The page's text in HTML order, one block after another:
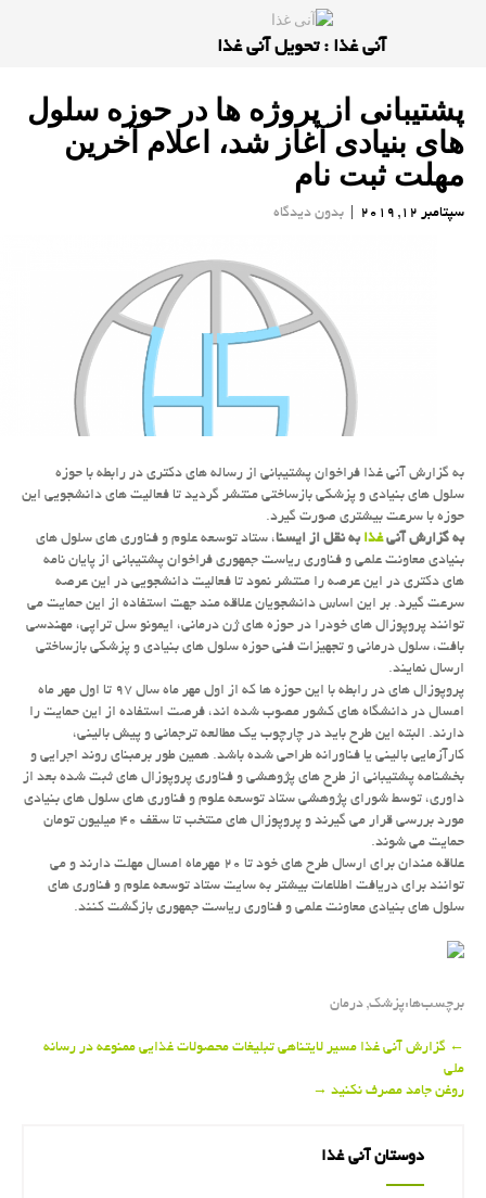
آنی غذا : تحویل آنی غذا
پشتیبانی از پروژه ها در حوزه سلول
های بنیادی آغاز شد، اعلام آخرین
مهلت ثبت نام
سپتامبر 12, 2019 | بدون دیدگاه
به گزارش آنی غذا فراخوان پشتیبانی از رساله های دكتری در رابطه با حوزه
سلول های بنیادی و پزشكی بازساختی منتشر گردید تا فعالیت های دانشجویی این
حوزه با سرعت بیشتری صورت گیرد.
به گزارش آنیغذابه نقل از ایسنا، ستاد توسعه علوم و فناوری های سلول های
بنیادی معاونت علمی و فناوری ریاست جمهوری فراخوان پشتیبانی از پایان نامه
های دكتری در این عرصه را منتشر نمود تا فعالیت دانشجویی در این عرصه
سرعت گیرد. بر این اساس دانشجویان علاقه مند جهت استفاده از این حمایت می
توانند پروپوزال های خودرا در حوزه های ژن درمانی، ایمونو سل تراپی، مهندسی
بافت، سلول درمانی و تجهیزات فنی حوزه سلول های بنیادی و پزشكی بازساختی
ارسال نمایند.
پروپوزال های در رابطه با این حوزه ها كه از اول مهر ماه سال ۹۷ تا اول مهر ماه
امسال در دانشگاه های كشور مصوب شده اند، فرصت استفاده از این حمایت را
دارند. البته این طرح باید در چارچوب یك مطالعه ترجمانی و پیش بالینی،
كارآزمایی بالینی یا فناورانه طراحی شده باشد. همین طور برمبنای روند اجرایی و
بخشنامه پشتیبانی از طرح های پژوهشی و فناوری پروپوزال های ثبت شده بعد از
داوری، توسط شورای پژوهشی ستاد توسعه علوم و فناوری های سلول های بنیادی
مورد بررسی قرار می گیرند و پروپوزال های منتخب تا سقف ۴۰ میلیون تومان
حمایت می شوند.
علاقه مندان برای ارسال طرح های خود تا ۲۰ مهرماه امسال مهلت دارند و می
توانند برای دریافت اطلاعات بیشتر به سایت ستاد توسعه علوم و فناوری های
سلول های بنیادی معاونت علمی و فناوری ریاست جمهوری بازگشت كنند.
برچسب‌ها:پزشك,درمان
Post
navigation
←گزارش آنی غذا مسیر لایتناهی تبلیغات محصولات غذایی ممنوعه در رسانه
ملی
روغن جامد مصرف نكنید→
دوستان آنی غذا